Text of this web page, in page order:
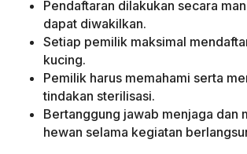
Pendaftaran dilakukan secara
dapat diwakilkan.
Setiap pemilik maksimal
kucing.
Pemilik harus memahami serta
tindakan sterilisasi.
Bertanggung jawab menjaga dan
hewan selama kegiatan